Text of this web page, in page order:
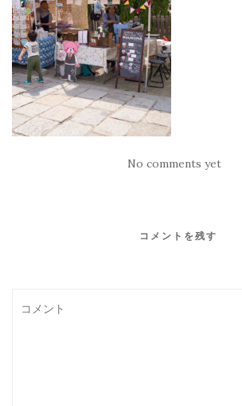
No comments yet
コメントを残す